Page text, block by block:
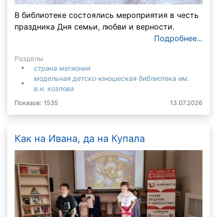
В библиотеке состоялись мероприятия в честь
праздника Дня семьи, любви и верности.
Подробнее...
Разделы
страна мегиония
модельная детско-юношеская библиотека им.
в.н. козлова
Показов: 1535 13.07.2026
Как на Ивана, да на Купала